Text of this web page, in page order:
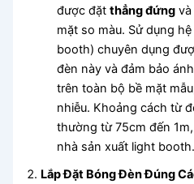
được đặtthẳng đứng
mặt so màu. Sử dụng
booth) chuyên dụng
đèn này và đảm bảo
trên toàn bộ bề mặt
nhiễu. Khoảng cách từ
thường từ 75cm đến
nhà sản xuất light booth.
Lắp Đặt Bóng Đèn Đúng